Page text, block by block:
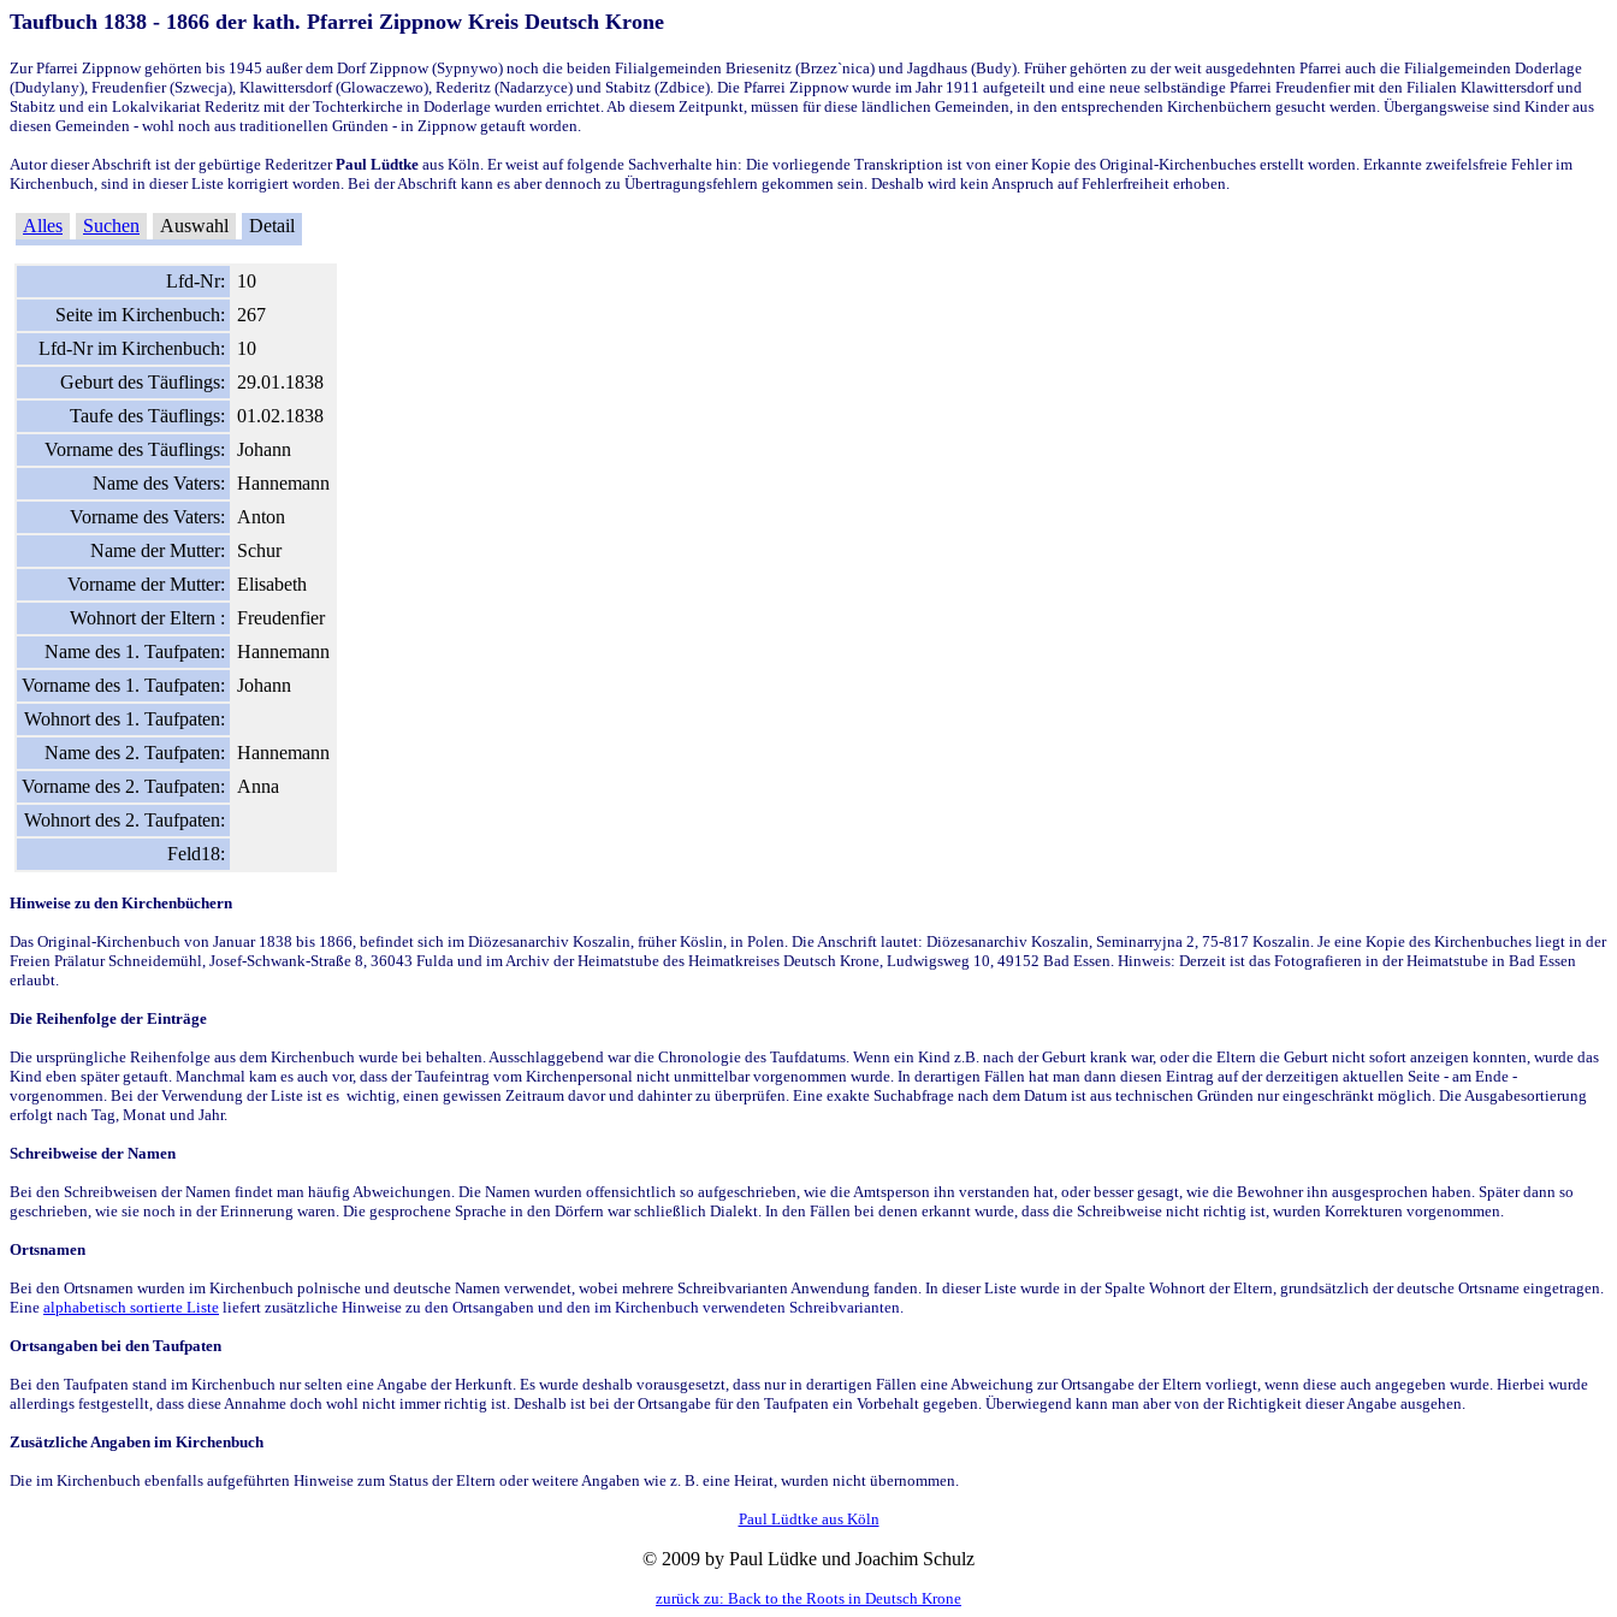
Taufbuch 1838 - 1866 der kath. Pfarrei Zippnow Kreis Deutsch Krone
Zur Pfarrei Zippnow gehörten bis 1945 außer dem Dorf Zippnow (Sypnywo) noch die beiden Filialgemeinden Briesenitz (Brzez`nica) und Jagdhaus (Budy). Früher gehörten zu der weit ausgedehnten Pfarrei auch die Filialgemeinden Doderlage
(Dudylany), Freudenfier (Szwecja), Klawittersdorf (Glowaczewo), Rederitz (Nadarzyce) und Stabitz (Zdbice). Die Pfarrei Zippnow wurde im Jahr 1911 aufgeteilt und eine neue selbständige Pfarrei Freudenfier mit den Filialen Klawittersdorf und
Stabitz und ein Lokalvikariat Rederitz mit der Tochterkirche in Doderlage wurden errichtet. Ab diesem Zeitpunkt, müssen für diese ländlichen Gemeinden, in den entsprechenden Kirchenbüchern gesucht werden. Übergangsweise sind Kinder aus
diesen Gemeinden - wohl noch aus traditionellen Gründen - in Zippnow getauft worden.
Autor dieser Abschrift ist der gebürtige RederitzerPaul Lüdtke aus Köln. Er weist auf folgende Sachverhalte hin: Die vorliegende Transkription ist von einer Kopie des Original-Kirchenbuches erstellt worden. Erkannte zweifelsfreie Fehler im
Kirchenbuch, sind in dieser Liste korrigiert worden. Bei der Abschrift kann es aber dennoch zu Übertragungsfehlern gekommen sein. Deshalb wird kein Anspruch auf Fehlerfreiheit erhoben.
Alles Suchen Auswahl Detail
Lfd-Nr:
10
Seite im Kirchenbuch:
267
Lfd-Nr im Kirchenbuch:
10
Geburt des Täuflings:
29.01.1838
Taufe des Täuflings:
01.02.1838
Vorname des Täuflings:
Johann
Name des Vaters:
Hannemann
Vorname des Vaters:
Anton
Name der Mutter:
Schur
Vorname der Mutter:
Elisabeth
Wohnort der Eltern :
Freudenfier
Name des 1. Taufpaten:
Hannemann
Vorname des 1. Taufpaten:
Johann
Wohnort des 1. Taufpaten:
Name des 2. Taufpaten:
Hannemann
Vorname des 2. Taufpaten:
Anna
Wohnort des 2. Taufpaten:
Feld18:
Hinweise zu den Kirchenbüchern
Das Original-Kirchenbuch von Januar 1838 bis 1866, befindet sich im Diözesanarchiv Koszalin, früher Köslin, in Polen. Die Anschrift lautet: Diözesanarchiv Koszalin, Seminarryjna 2, 75-817 Koszalin. Je eine Kopie des Kirchenbuches liegt in der
Freien Prälatur Schneidemühl, Josef-Schwank-Straße 8, 36043 Fulda und im Archiv der Heimatstube des Heimatkreises Deutsch Krone, Ludwigsweg 10, 49152 Bad Essen. Hinweis: Derzeit ist das Fotografieren in der Heimatstube in Bad Essen
erlaubt.
Die Reihenfolge der Einträge
Die ursprüngliche Reihenfolge aus dem Kirchenbuch wurde bei behalten. Ausschlaggebend war die Chronologie des Taufdatums. Wenn ein Kind z.B. nach der Geburt krank war, oder die Eltern die Geburt nicht sofort anzeigen konnten, wurde das
Kind eben später getauft. Manchmal kam es auch vor, dass der Taufeintrag vom Kirchenpersonal nicht unmittelbar vorgenommen wurde. In derartigen Fällen hat man dann diesen Eintrag auf der derzeitigen aktuellen Seite - am Ende -
vorgenommen. Bei der Verwendung der Liste ist es wichtig, einen gewissen Zeitraum davor und dahinter zu überprüfen. Eine exakte Suchabfrage nach dem Datum ist aus technischen Gründen nur eingeschränkt möglich. Die Ausgabesortierung
erfolgt nach Tag, Monat und Jahr.
Schreibweise der Namen
Bei den Schreibweisen der Namen findet man häufig Abweichungen. Die Namen wurden offensichtlich so aufgeschrieben, wie die Amtsperson ihn verstanden hat, oder besser gesagt, wie die Bewohner ihn ausgesprochen haben. Später dann so
geschrieben, wie sie noch in der Erinnerung waren. Die gesprochene Sprache in den Dörfern war schließlich Dialekt. In den Fällen bei denen erkannt wurde, dass die Schreibweise nicht richtig ist, wurden Korrekturen vorgenommen.
Ortsnamen
Bei den Ortsnamen wurden im Kirchenbuch polnische und deutsche Namen verwendet, wobei mehrere Schreibvarianten Anwendung fanden. In dieser Liste wurde in der Spalte Wohnort der Eltern, grundsätzlich der deutsche Ortsname eingetragen.
Eine alphabetisch sortierte Liste liefert zusätzliche Hinweise zu den Ortsangaben und den im Kirchenbuch verwendeten Schreibvarianten.
Ortsangaben bei den Taufpaten
Bei den Taufpaten stand im Kirchenbuch nur selten eine Angabe der Herkunft. Es wurde deshalb vorausgesetzt, dass nur in derartigen Fällen eine Abweichung zur Ortsangabe der Eltern vorliegt, wenn diese auch angegeben wurde. Hierbei wurde
allerdings festgestellt, dass diese Annahme doch wohl nicht immer richtig ist. Deshalb ist bei der Ortsangabe für den Taufpaten ein Vorbehalt gegeben. Überwiegend kann man aber von der Richtigkeit dieser Angabe ausgehen.
Zusätzliche Angaben im Kirchenbuch
Die im Kirchenbuch ebenfalls aufgeführten Hinweise zum Status der Eltern oder weitere Angaben wie z. B. eine Heirat, wurden nicht übernommen.
Paul Lüdtke aus Köln
© 2009 by Paul Lüdke und Joachim Schulz
zurück zu: Back to the Roots in Deutsch Krone